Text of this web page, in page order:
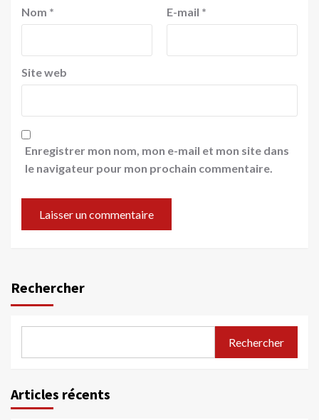
Nom * E-mail *
Site web
Enregistrer mon nom, mon e-mail et mon site dans
le navigateur pour mon prochain commentaire.
Rechercher
Rechercher
Articles récents